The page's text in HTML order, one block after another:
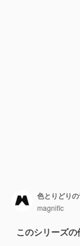
色とりどり
magnific
このシリーズ